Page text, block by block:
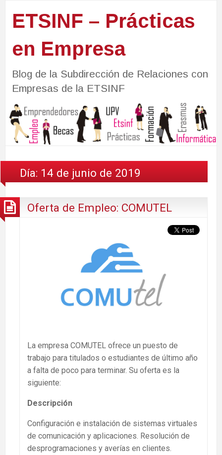
ETSINF – Prácticas
en Empresa
Blog de la Subdirección de Relaciones con
Empresas de la ETSINF
Día: 14 de junio de 2019
Oferta de Empleo: COMUTEL
La empresa COMUTEL ofrece un puesto de
trabajo para titulados o estudiantes de último año
a falta de poco para terminar. Su oferta es la
siguiente:
Descripción
Configuración e instalación de sistemas virtuales
de comunicación y aplicaciones. Resolución de
desprogramaciones y averías en clientes.